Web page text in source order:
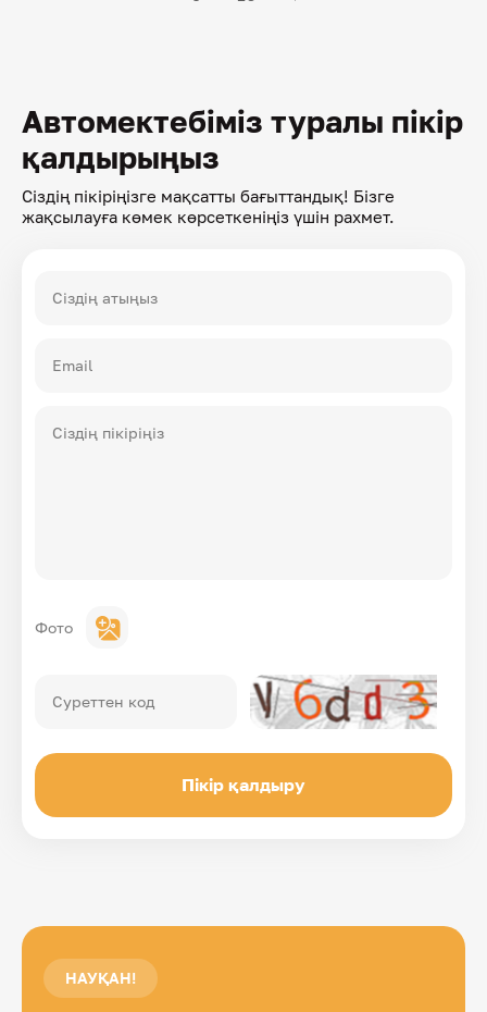
Автомектебіміз туралы пікір
қалдырыңыз
Сіздің пікіріңізге мақсатты бағыттандық! Бізге
жақсылауға көмек көрсеткеніңіз үшін рахмет.
Сіздің атыңыз
Email
Сіздің пікіріңіз
Фото
Суреттен код
Пікір қалдыру
НАУҚАН!